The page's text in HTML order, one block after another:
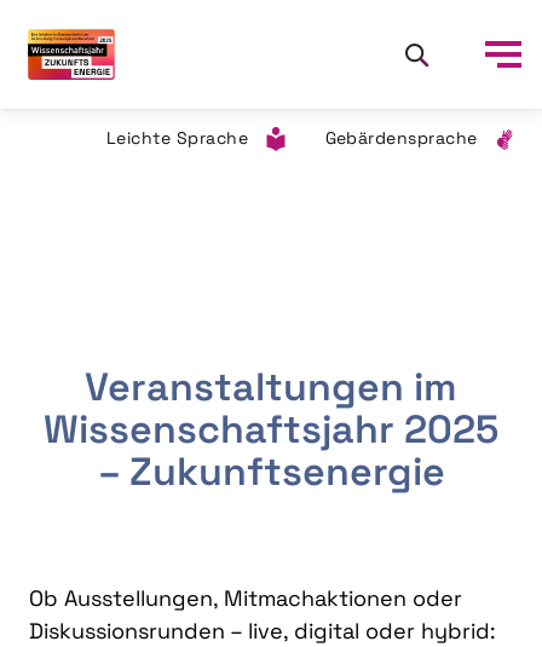
Leichte Sprache Gebärdensprache
Veranstaltungen im
Wissenschaftsjahr 2025
– Zukunftsenergie
Ob Ausstellungen, Mitmachaktionen oder
Diskussionsrunden – live, digital oder hybrid: